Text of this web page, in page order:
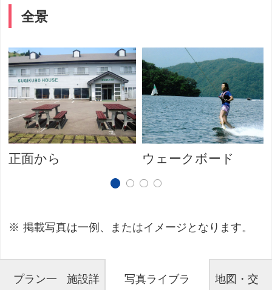
全景
正面から ウェークボード
掲載写真は一例、またはイメージとなります。
プラン一
施設詳
写真ライブラ
地図・交